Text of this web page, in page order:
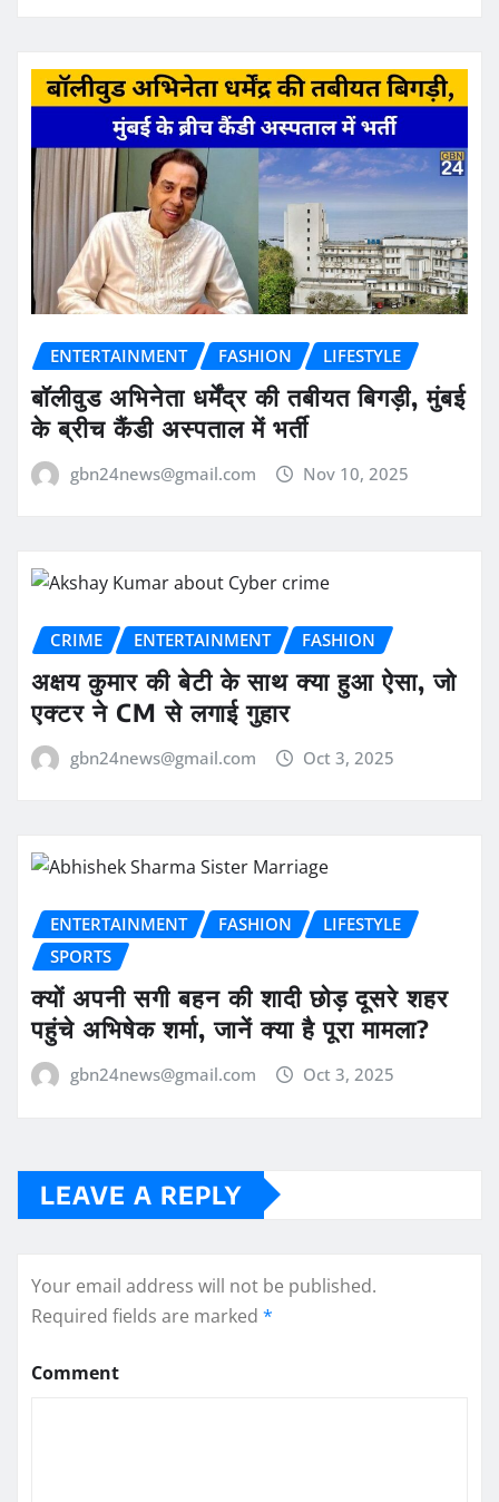
ENTERTAINMENT FASHION LIFESTYLE
बॉलीवुड अभिनेता धर्मेंद्र की तबीयत बिगड़ी, मुंबई
के ब्रीच कैंडी अस्पताल में भर्ती
gbn24news@gmail.com Nov 10, 2025
CRIME ENTERTAINMENT FASHION
अक्षय कुमार की बेटी के साथ क्या हुआ ऐसा, जो
एक्टर ने CM से लगाई गुहार
gbn24news@gmail.com Oct 3, 2025
ENTERTAINMENT FASHION
LIFESTYLE
SPORTS
क्यों अपनी सगी बहन की शादी छोड़ दूसरे शहर
पहुंचे अभिषेक शर्मा, जानें क्या है पूरा मामला?
gbn24news@gmail.com Oct 3, 2025
LEAVE A REPLY
Your email address will not be published.
Required fields are marked *
Comment